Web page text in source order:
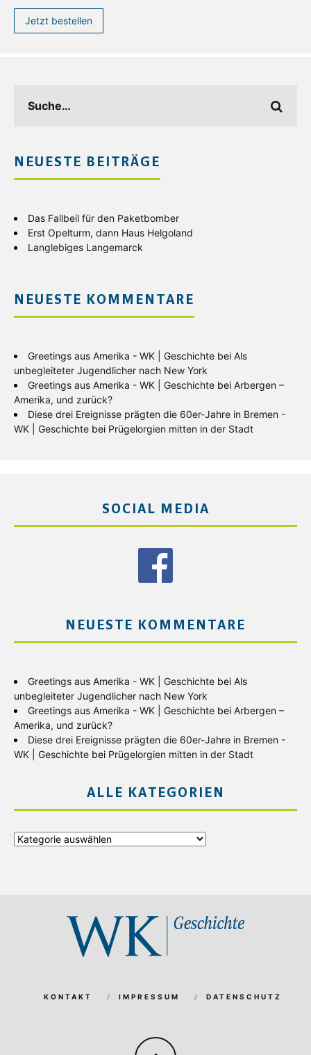
Jetzt bestellen
NEUESTE BEITRÄGE
Das Fallbeil für den Paketbomber
Erst Opelturm, dann Haus Helgoland
Langlebiges Langemarck
NEUESTE KOMMENTARE
Greetings aus Amerika - WK | Geschichte bei Als
unbegleiteter Jugendlicher nach New York
Greetings aus Amerika - WK | Geschichte bei Arbergen –
Amerika, und zurück?
Diese drei Ereignisse prägten die 60er-Jahre in Bremen -
WK | Geschichte bei Prügelorgien mitten in der Stadt
SOCIAL MEDIA
NEUESTE KOMMENTARE
Greetings aus Amerika - WK | Geschichte bei Als
unbegleiteter Jugendlicher nach New York
Greetings aus Amerika - WK | Geschichte bei Arbergen –
Amerika, und zurück?
Diese drei Ereignisse prägten die 60er-Jahre in Bremen -
WK | Geschichte bei Prügelorgien mitten in der Stadt
ALLE KATEGORIEN
Alle
KONTAKT IMPRESSUM DATENSCHUTZ